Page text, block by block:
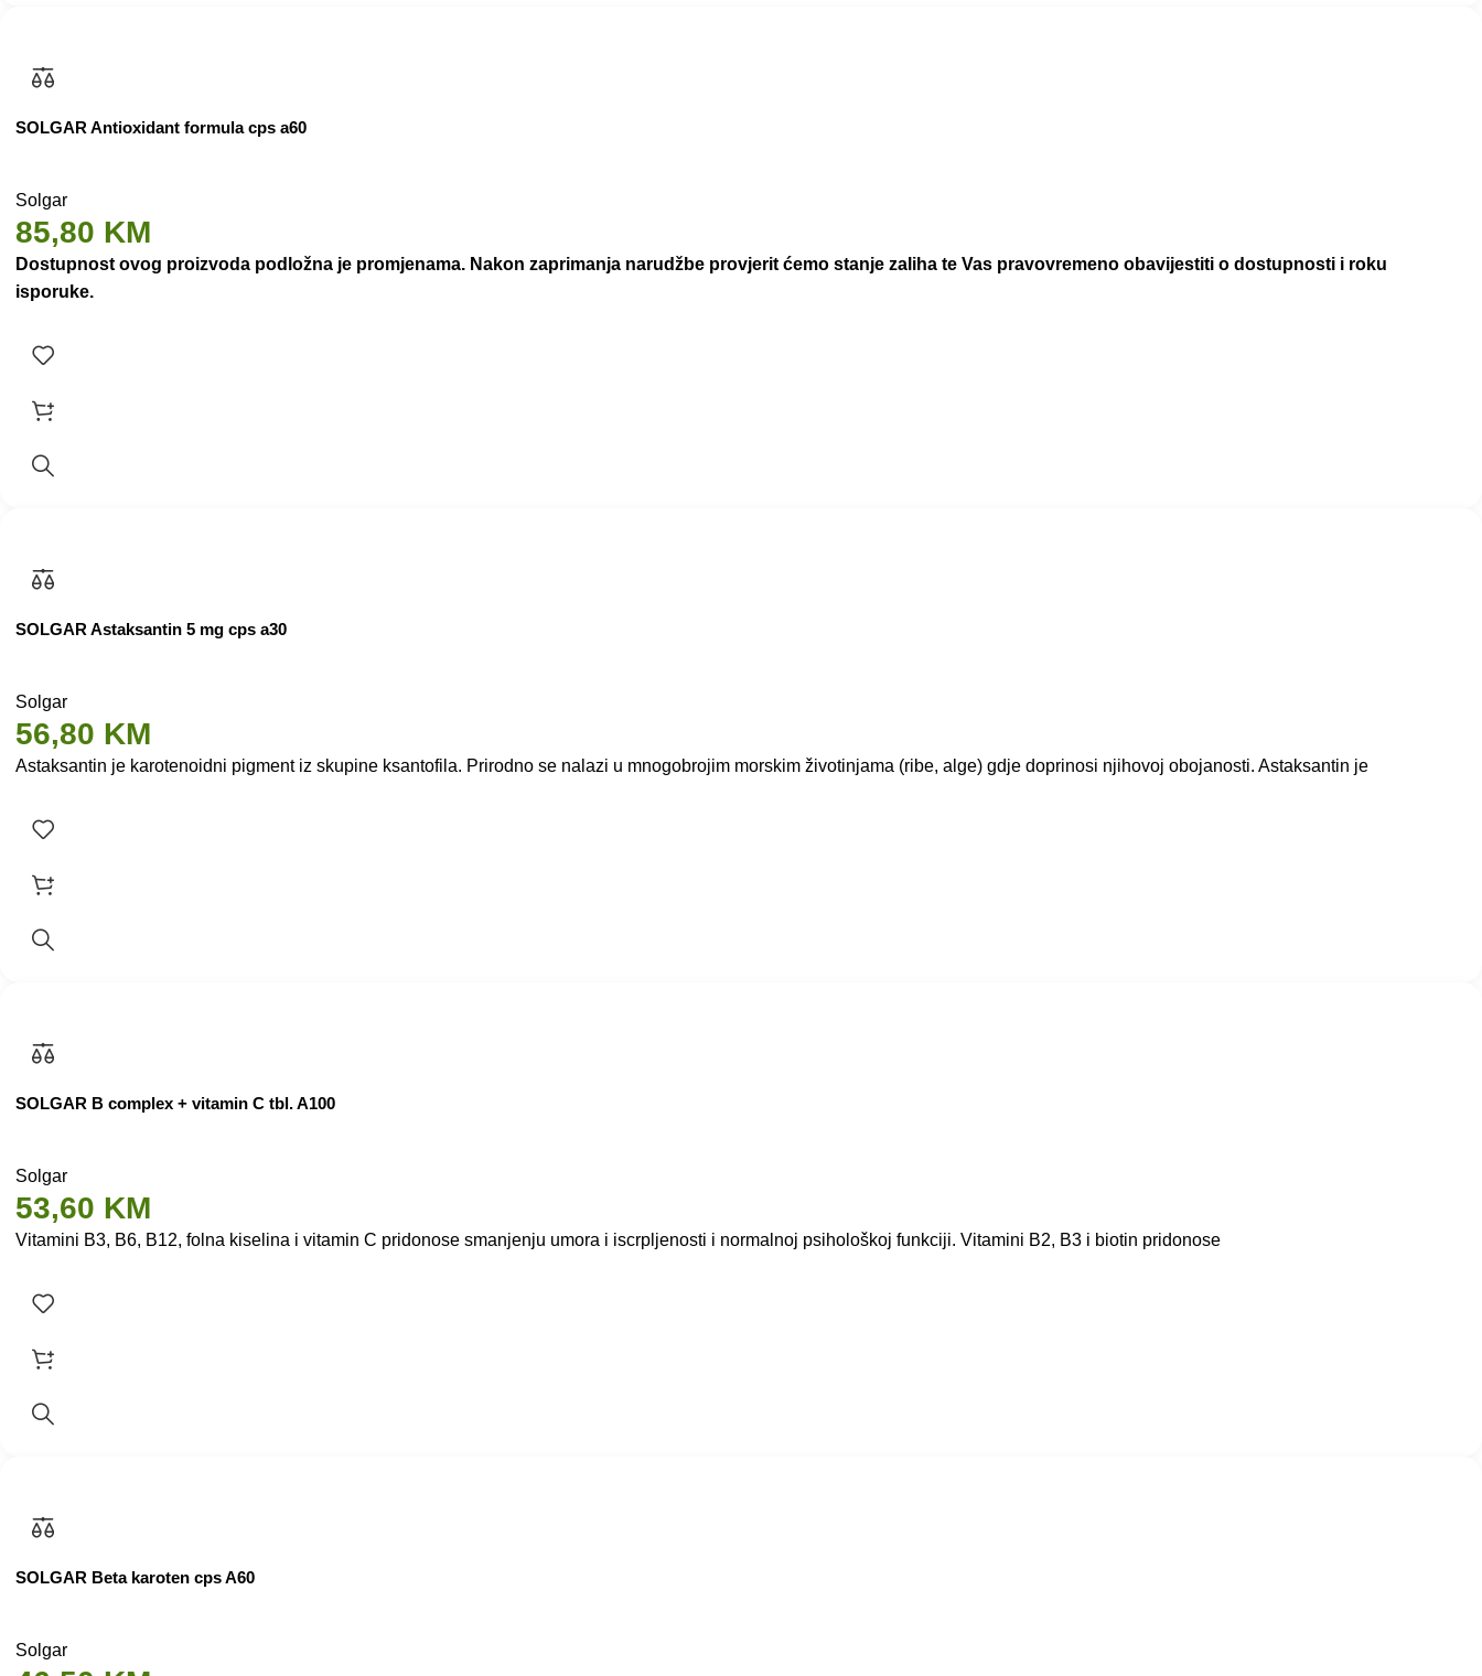
SOLGAR Antioxidant formula cps a60
Solgar
85,80 KM
Dostupnost ovog proizvoda podložna je promjenama. Nakon zaprimanja narudžbe provjerit ćemo stanje zaliha te Vas pravovremeno obavijestiti o dostupnosti i roku
isporuke.
SOLGAR Astaksantin 5 mg cps a30
Solgar
56,80 KM
Astaksantin je karotenoidni pigment iz skupine ksantofila. Prirodno se nalazi u mnogobrojim morskim životinjama (ribe, alge) gdje doprinosi njihovoj obojanosti. Astaksantin je
SOLGAR B complex + vitamin C tbl. A100
Solgar
53,60 KM
Vitamini B3, B6, B12, folna kiselina i vitamin C pridonose smanjenju umora i iscrpljenosti i normalnoj psihološkoj funkciji. Vitamini B2, B3 i biotin pridonose
SOLGAR Beta karoten cps A60
Solgar